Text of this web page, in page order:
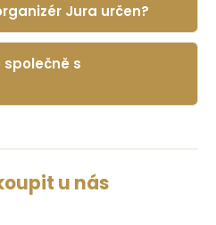
Jura určen?
s
u nás